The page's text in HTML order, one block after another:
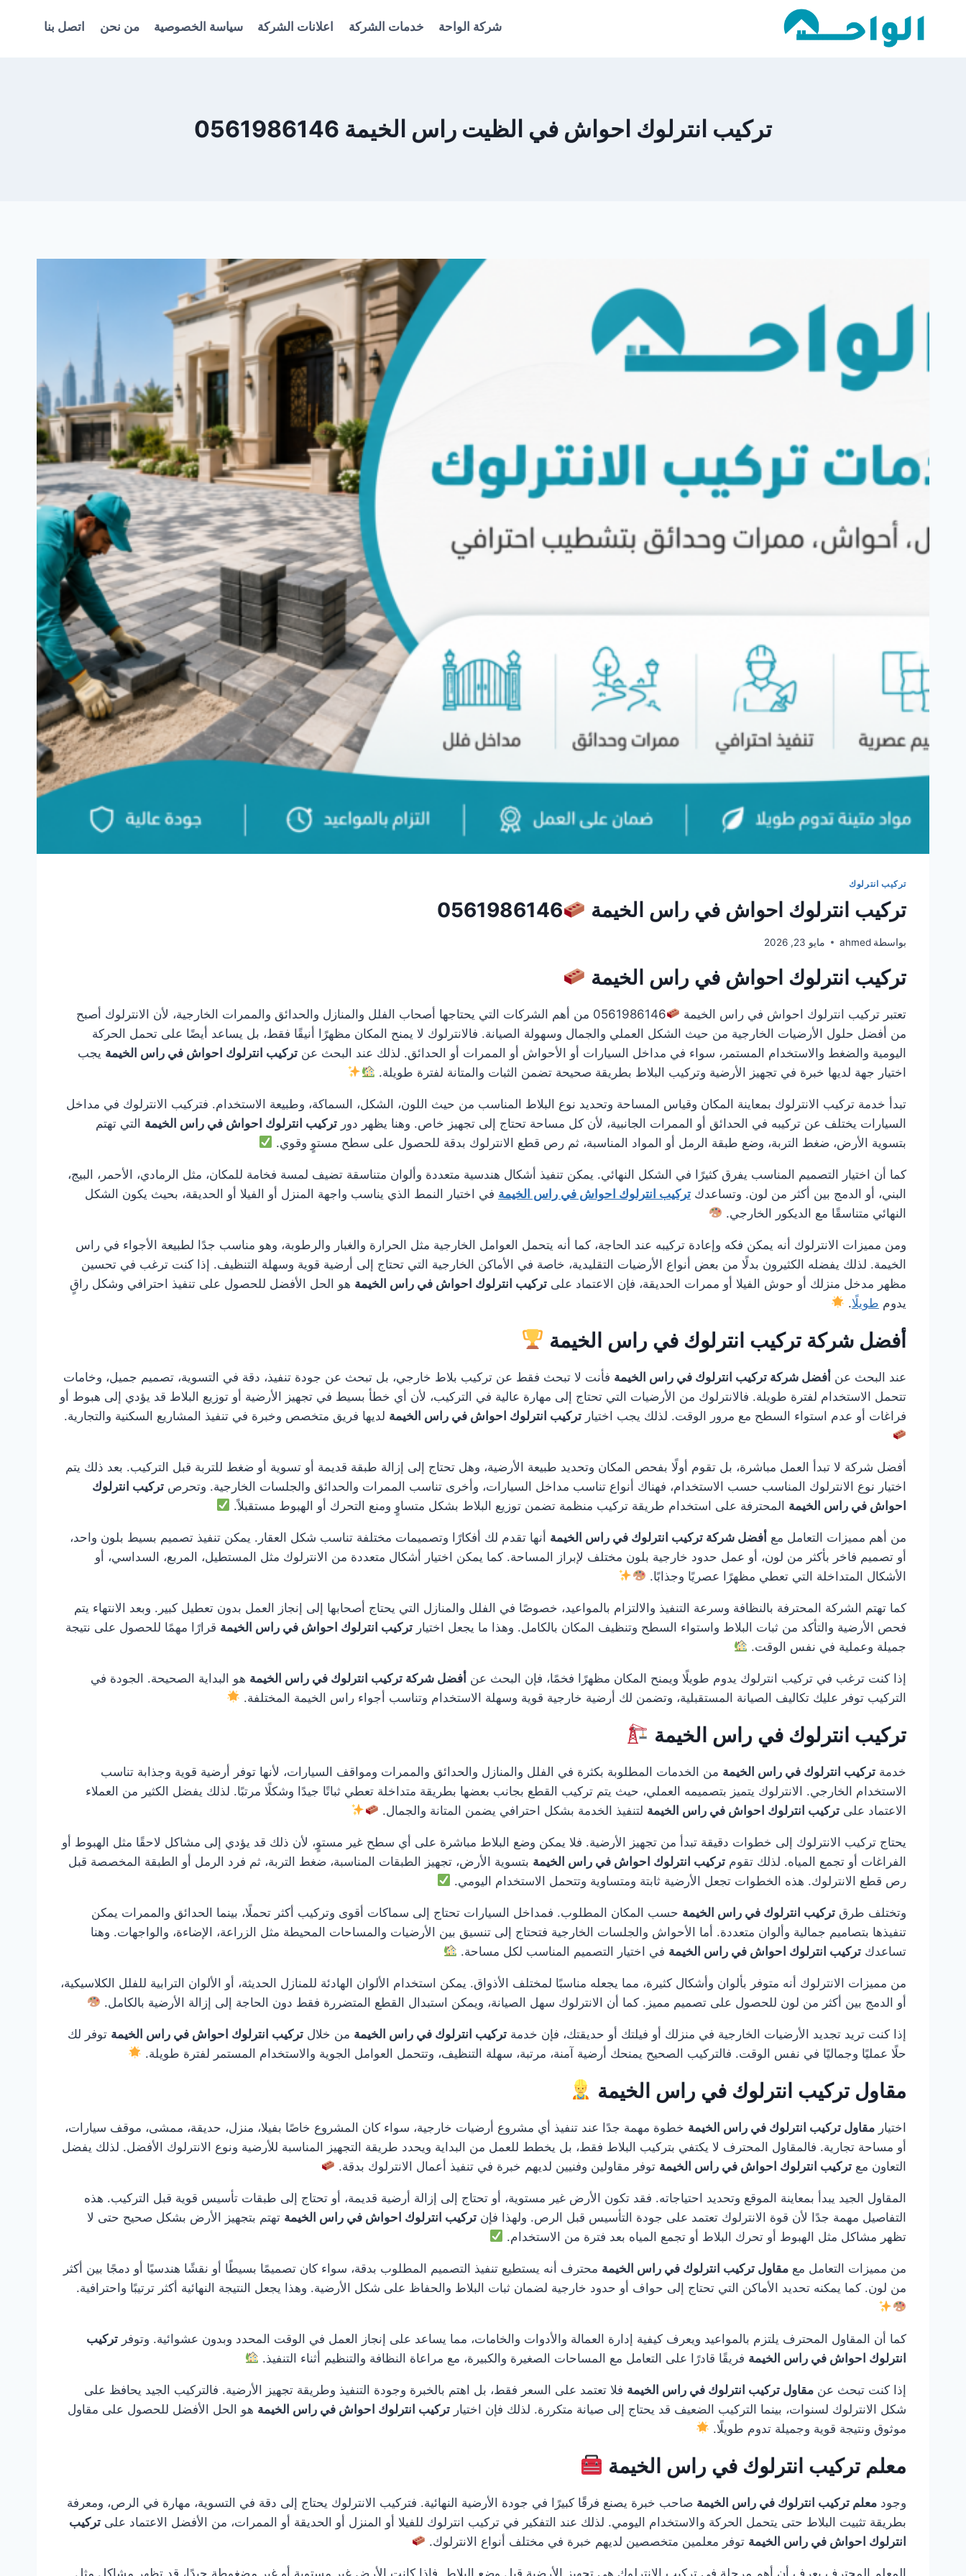
شركة الواحة خدمات الشركة اعلانات الشركة سياسة الخصوصية من نحن اتصل بنا
تركيب انترلوك احواش في الظيت راس الخيمة 0561986146
تركيب انترلوك
تركيب انترلوك احواش في راس الخيمة 0561986146
بواسطة ahmed مايو 23, 2026
تركيب انترلوك احواش في راس الخيمة
تعتبر تركيب انترلوك احواش في راس الخيمة
0561986146 من أهم الشركات التي يحتاجها أصحاب الفلل والمنازل والحدائق والممرات الخارجية، لأن الانترلوك أصبح
من أفضل حلول الأرضيات الخارجية من حيث الشكل العملي والجمال وسهولة الصيانة. فالانترلوك لا يمنح المكان مظهرًا أنيقًا فقط، بل يساعد أيضًا على تحمل الحركة
اليومية والضغط والاستخدام المستمر، سواء في مداخل السيارات أو الأحواش أو الممرات أو الحدائق. لذلك عند البحث عن تركيب انترلوك احواش في راس الخيمة يجب
اختيار جهة لديها خبرة في تجهيز الأرضية وتركيب البلاط بطريقة صحيحة تضمن الثبات والمتانة لفترة طويلة.
تبدأ خدمة تركيب الانترلوك بمعاينة المكان وقياس المساحة وتحديد نوع البلاط المناسب من حيث اللون، الشكل، السماكة، وطبيعة الاستخدام. فتركيب الانترلوك في مداخل
السيارات يختلف عن تركيبه في الحدائق أو الممرات الجانبية، لأن كل مساحة تحتاج إلى تجهيز خاص. وهنا يظهر دور تركيب انترلوك احواش في راس الخيمة التي تهتم
بتسوية الأرض، ضغط التربة، وضع طبقة الرمل أو المواد المناسبة، ثم رص قطع الانترلوك بدقة للحصول على سطح مستوٍ وقوي.
كما أن اختيار التصميم المناسب يفرق كثيرًا في الشكل النهائي. يمكن تنفيذ أشكال هندسية متعددة وألوان متناسقة تضيف لمسة فخامة للمكان، مثل الرمادي، الأحمر، البيج،
البني، أو الدمج بين أكثر من لون. وتساعدك تركيب انترلوك احواش في راس الخيمة في اختيار النمط الذي يناسب واجهة المنزل أو الفيلا أو الحديقة، بحيث يكون الشكل
النهائي متناسقًا مع الديكور الخارجي.
ومن مميزات الانترلوك أنه يمكن فكه وإعادة تركيبه عند الحاجة، كما أنه يتحمل العوامل الخارجية مثل الحرارة والغبار والرطوبة، وهو مناسب جدًا لطبيعة الأجواء في راس
الخيمة. لذلك يفضله الكثيرون بدلًا من بعض أنواع الأرضيات التقليدية، خاصة في الأماكن الخارجية التي تحتاج إلى أرضية قوية وسهلة التنظيف. إذا كنت ترغب في تحسين
مظهر مدخل منزلك أو حوش الفيلا أو ممرات الحديقة، فإن الاعتماد على تركيب انترلوك احواش في راس الخيمة هو الحل الأفضل للحصول على تنفيذ احترافي وشكل راقٍ
يدوم طويلًا.
أفضل شركة تركيب انترلوك في راس الخيمة
عند البحث عن أفضل شركة تركيب انترلوك في راس الخيمة فأنت لا تبحث فقط عن تركيب بلاط خارجي، بل تبحث عن جودة تنفيذ، دقة في التسوية، تصميم جميل، وخامات
تتحمل الاستخدام لفترة طويلة. فالانترلوك من الأرضيات التي تحتاج إلى مهارة عالية في التركيب، لأن أي خطأ بسيط في تجهيز الأرضية أو توزيع البلاط قد يؤدي إلى هبوط أو
فراغات أو عدم استواء السطح مع مرور الوقت. لذلك يجب اختيار تركيب انترلوك احواش في راس الخيمة لديها فريق متخصص وخبرة في تنفيذ المشاريع السكنية والتجارية.
أفضل شركة لا تبدأ العمل مباشرة، بل تقوم أولًا بفحص المكان وتحديد طبيعة الأرضية، وهل تحتاج إلى إزالة طبقة قديمة أو تسوية أو ضغط للتربة قبل التركيب. بعد ذلك يتم
اختيار نوع الانترلوك المناسب حسب الاستخدام، فهناك أنواع تناسب مداخل السيارات، وأخرى تناسب الممرات والحدائق والجلسات الخارجية. وتحرص تركيب انترلوك
احواش في راس الخيمة المحترفة على استخدام طريقة تركيب منظمة تضمن توزيع البلاط بشكل متساوٍ ومنع التحرك أو الهبوط مستقبلاً.
من أهم مميزات التعامل مع أفضل شركة تركيب انترلوك في راس الخيمة أنها تقدم لك أفكارًا وتصميمات مختلفة تناسب شكل العقار. يمكن تنفيذ تصميم بسيط بلون واحد،
أو تصميم فاخر بأكثر من لون، أو عمل حدود خارجية بلون مختلف لإبراز المساحة. كما يمكن اختيار أشكال متعددة من الانترلوك مثل المستطيل، المربع، السداسي، أو
الأشكال المتداخلة التي تعطي مظهرًا عصريًا وجذابًا.
كما تهتم الشركة المحترفة بالنظافة وسرعة التنفيذ والالتزام بالمواعيد، خصوصًا في الفلل والمنازل التي يحتاج أصحابها إلى إنجاز العمل بدون تعطيل كبير. وبعد الانتهاء يتم
فحص الأرضية والتأكد من ثبات البلاط واستواء السطح وتنظيف المكان بالكامل. وهذا ما يجعل اختيار تركيب انترلوك احواش في راس الخيمة قرارًا مهمًا للحصول على نتيجة
جميلة وعملية في نفس الوقت.
إذا كنت ترغب في تركيب انترلوك يدوم طويلًا ويمنح المكان مظهرًا فخمًا، فإن البحث عن أفضل شركة تركيب انترلوك في راس الخيمة هو البداية الصحيحة. الجودة في
التركيب توفر عليك تكاليف الصيانة المستقبلية، وتضمن لك أرضية خارجية قوية وسهلة الاستخدام وتناسب أجواء راس الخيمة المختلفة.
تركيب انترلوك في راس الخيمة
خدمة تركيب انترلوك في راس الخيمة من الخدمات المطلوبة بكثرة في الفلل والمنازل والحدائق والممرات ومواقف السيارات، لأنها توفر أرضية قوية وجذابة تناسب
الاستخدام الخارجي. الانترلوك يتميز بتصميمه العملي، حيث يتم تركيب القطع بجانب بعضها بطريقة متداخلة تعطي ثباتًا جيدًا وشكلًا مرتبًا. لذلك يفضل الكثير من العملاء
الاعتماد على تركيب انترلوك احواش في راس الخيمة لتنفيذ الخدمة بشكل احترافي يضمن المتانة والجمال.
يحتاج تركيب الانترلوك إلى خطوات دقيقة تبدأ من تجهيز الأرضية. فلا يمكن وضع البلاط مباشرة على أي سطح غير مستوٍ، لأن ذلك قد يؤدي إلى مشاكل لاحقًا مثل الهبوط أو
الفراغات أو تجمع المياه. لذلك تقوم تركيب انترلوك احواش في راس الخيمة بتسوية الأرض، تجهيز الطبقات المناسبة، ضغط التربة، ثم فرد الرمل أو الطبقة المخصصة قبل
رص قطع الانترلوك. هذه الخطوات تجعل الأرضية ثابتة ومتساوية وتتحمل الاستخدام اليومي.
وتختلف طرق تركيب انترلوك في راس الخيمة حسب المكان المطلوب. فمداخل السيارات تحتاج إلى سماكات أقوى وتركيب أكثر تحملًا، بينما الحدائق والممرات يمكن
تنفيذها بتصاميم جمالية وألوان متعددة. أما الأحواش والجلسات الخارجية فتحتاج إلى تنسيق بين الأرضيات والمساحات المحيطة مثل الزراعة، الإضاءة، والواجهات. وهنا
تساعدك تركيب انترلوك احواش في راس الخيمة في اختيار التصميم المناسب لكل مساحة.
من مميزات الانترلوك أنه متوفر بألوان وأشكال كثيرة، مما يجعله مناسبًا لمختلف الأذواق. يمكن استخدام الألوان الهادئة للمنازل الحديثة، أو الألوان الترابية للفلل الكلاسيكية،
أو الدمج بين أكثر من لون للحصول على تصميم مميز. كما أن الانترلوك سهل الصيانة، ويمكن استبدال القطع المتضررة فقط دون الحاجة إلى إزالة الأرضية بالكامل.
إذا كنت تريد تجديد الأرضيات الخارجية في منزلك أو فيلتك أو حديقتك، فإن خدمة تركيب انترلوك في راس الخيمة من خلال تركيب انترلوك احواش في راس الخيمة توفر لك
حلًا عمليًا وجماليًا في نفس الوقت. فالتركيب الصحيح يمنحك أرضية آمنة، مرتبة، سهلة التنظيف، وتتحمل العوامل الجوية والاستخدام المستمر لفترة طويلة.
مقاول تركيب انترلوك في راس الخيمة
اختيار مقاول تركيب انترلوك في راس الخيمة خطوة مهمة جدًا عند تنفيذ أي مشروع أرضيات خارجية، سواء كان المشروع خاصًا بفيلا، منزل، حديقة، ممشى، موقف سيارات،
أو مساحة تجارية. فالمقاول المحترف لا يكتفي بتركيب البلاط فقط، بل يخطط للعمل من البداية ويحدد طريقة التجهيز المناسبة للأرضية ونوع الانترلوك الأفضل. لذلك يفضل
التعاون مع تركيب انترلوك احواش في راس الخيمة توفر مقاولين وفنيين لديهم خبرة في تنفيذ أعمال الانترلوك بدقة.
المقاول الجيد يبدأ بمعاينة الموقع وتحديد احتياجاته. فقد تكون الأرض غير مستوية، أو تحتاج إلى إزالة أرضية قديمة، أو تحتاج إلى طبقات تأسيس قوية قبل التركيب. هذه
التفاصيل مهمة جدًا لأن قوة الانترلوك تعتمد على جودة التأسيس قبل الرص. ولهذا فإن تركيب انترلوك احواش في راس الخيمة تهتم بتجهيز الأرض بشكل صحيح حتى لا
تظهر مشاكل مثل الهبوط أو تحرك البلاط أو تجمع المياه بعد فترة من الاستخدام.
من مميزات التعامل مع مقاول تركيب انترلوك في راس الخيمة محترف أنه يستطيع تنفيذ التصميم المطلوب بدقة، سواء كان تصميمًا بسيطًا أو نقشًا هندسيًا أو دمجًا بين أكثر
من لون. كما يمكنه تحديد الأماكن التي تحتاج إلى حواف أو حدود خارجية لضمان ثبات البلاط والحفاظ على شكل الأرضية. وهذا يجعل النتيجة النهائية أكثر ترتيبًا واحترافية.
كما أن المقاول المحترف يلتزم بالمواعيد ويعرف كيفية إدارة العمالة والأدوات والخامات، مما يساعد على إنجاز العمل في الوقت المحدد وبدون عشوائية. وتوفر تركيب
انترلوك احواش في راس الخيمة فريقًا قادرًا على التعامل مع المساحات الصغيرة والكبيرة، مع مراعاة النظافة والتنظيم أثناء التنفيذ.
إذا كنت تبحث عن مقاول تركيب انترلوك في راس الخيمة فلا تعتمد على السعر فقط، بل اهتم بالخبرة وجودة التنفيذ وطريقة تجهيز الأرضية. فالتركيب الجيد يحافظ على
شكل الانترلوك لسنوات، بينما التركيب الضعيف قد يحتاج إلى صيانة متكررة. لذلك فإن اختيار تركيب انترلوك احواش في راس الخيمة هو الحل الأفضل للحصول على مقاول
موثوق ونتيجة قوية وجميلة تدوم طويلًا.
معلم تركيب انترلوك في راس الخيمة
وجود معلم تركيب انترلوك في راس الخيمة صاحب خبرة يصنع فرقًا كبيرًا في جودة الأرضية النهائية. فتركيب الانترلوك يحتاج إلى دقة في التسوية، مهارة في الرص، ومعرفة
بطريقة تثبيت البلاط حتى يتحمل الحركة والاستخدام اليومي. لذلك عند التفكير في تركيب انترلوك للفيلا أو المنزل أو الحديقة أو الممرات، من الأفضل الاعتماد على تركيب
انترلوك احواش في راس الخيمة توفر معلمين متخصصين لديهم خبرة في مختلف أنواع الانترلوك.
المعلم المحترف يعرف أن أهم مرحلة في تركيب الانترلوك هي تجهيز الأرضية قبل وضع البلاط. فإذا كانت الأرض غير مستوية أو غير مضغوطة جيدًا، قد تظهر مشاكل مثل